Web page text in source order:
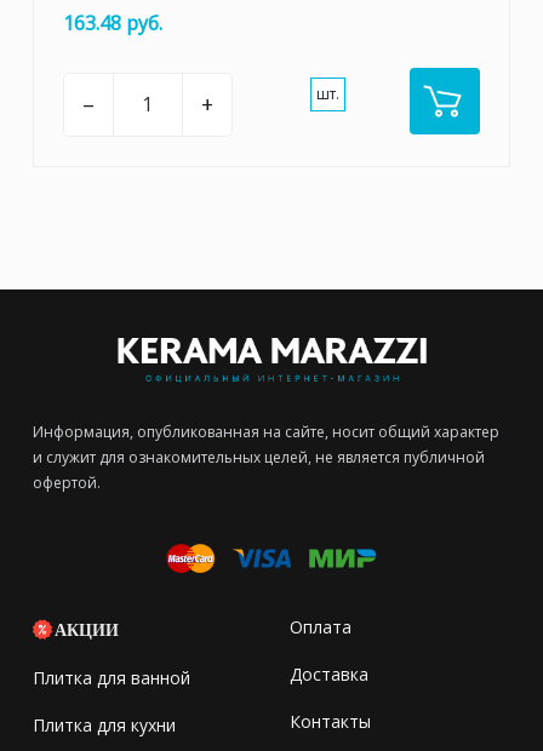
163.48 руб.
– + шт.
Информация, опубликованная на сайте, носит общий характер
и служит для ознакомительных целей, не является публичной
офертой.
АКЦИИ
Плитка для ванной
Плитка для кухни
Оплата
Доставка
Контакты